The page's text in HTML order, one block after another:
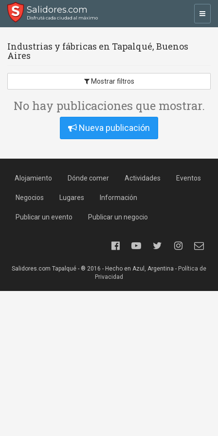
Salidores.com
Disfrutá cada ciudad al máximo
Industrias y fábricas en Tapalqué, Buenos
Aires
Mostrar filtros
No hay publicaciones que mostrar.
Nueva publicación
Alojamiento Dónde comer Actividades Eventos
Negocios Lugares Información
Publicar un evento Publicar un negocio
Salidores.com Tapalqué - ® 2016 - Hecho en Azul, Argentina - Política de
Privacidad